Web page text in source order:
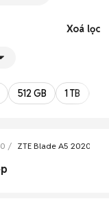
Xoá lọc
512 GB 1 TB
ZTE Blade A5 2020